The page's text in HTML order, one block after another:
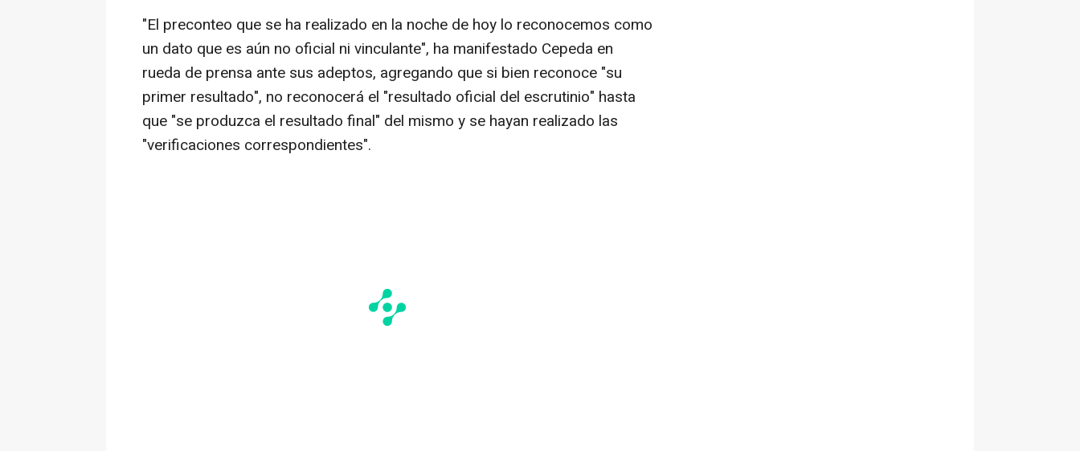
"El preconteo que se ha realizado en la noche de hoy lo reconocemos como
un dato que es aún no oficial ni vinculante", ha manifestado Cepeda en
rueda de prensa ante sus adeptos, agregando que si bien reconoce "su
primer resultado", no reconocerá el "resultado oficial del escrutinio" hasta
que "se produzca el resultado final" del mismo y se hayan realizado las
"verificaciones correspondientes".